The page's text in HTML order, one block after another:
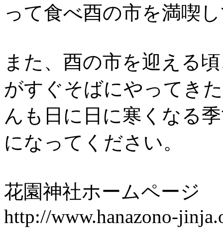
って食べ酉の市を満喫
また、酉の市を迎える
がすぐそばにやってき
んも日に日に寒くなる
になってください。
花園神社ホームページ
http://www.hanazono-